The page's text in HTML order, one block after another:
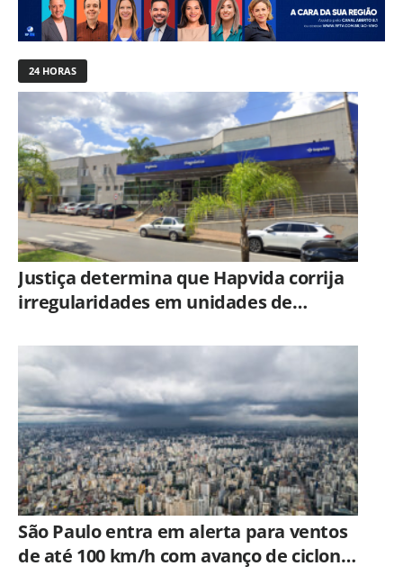
24 HORAS
Justiça determina que Hapvida corrija
irregularidades em unidades de
São Paulo entra em alerta para ventos
de até 100 km/h com avanço de ciclone